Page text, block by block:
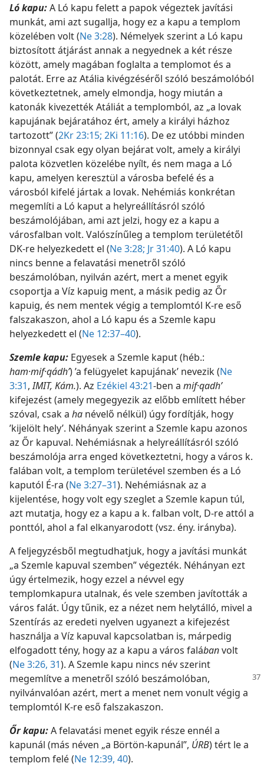
Ló kapu:A Ló kapu felett a papok végeztek javítási
munkát, ami azt sugallja, hogy ez a kapu a templom
közelében volt (Ne 3:28). Némelyek szerint a Ló kapu
biztosított átjárást annak a negyednek a két része
között, amely magában foglalta a templomot és a
palotát. Erre az Atália kivégzéséről szóló beszámolóból
következtetnek, amely elmondja, hogy miután a
katonák kivezették Atáliát a templomból, az „a lovak
kapujának bejáratához ért, amely a királyi házhoz
tartozott” (2Kr 23:15; 2Ki 11:16). De ez utóbbi minden
bizonnyal csak egy olyan bejárat volt, amely a királyi
palota közvetlen közelébe nyílt, és nem maga a Ló
kapu, amelyen keresztül a városba befelé és a
városból kifelé jártak a lovak. Nehémiás konkrétan
megemlíti a Ló kaput a helyreállításról szóló
beszámolójában, ami azt jelzi, hogy ez a kapu a
városfalban volt. Valószínűleg a templom területétől
DK-re helyezkedett el (Ne 3:28; Jr 31:40). A Ló kapu
nincs benne a felavatási menetről szóló
beszámolóban, nyilván azért, mert a menet egyik
csoportja a Víz kapuig ment, a másik pedig az Őr
kapuig, és nem mentek végig a templomtól K-re eső
falszakaszon, ahol a Ló kapu és a Szemle kapu
helyezkedett el (Ne 12:37–40).
Szemle kapu: Egyesek a Szemle kaput (héb.:
ham·mif·qádhʹ) ’a felügyelet kapujának’ nevezik (Ne
3:31,IMIT, Kám.). Az Ezékiel 43:21-ben a mif·qadhʹ
kifejezést (amely megegyezik az előbb említett héber
szóval, csak a ha névelő nélkül) úgy fordítják, hogy
’kijelölt hely’. Néhányak szerint a Szemle kapu azonos
az Őr kapuval. Nehémiásnak a helyreállításról szóló
beszámolója arra enged következtetni, hogy a város k.
falában volt, a templom területével szemben és a Ló
kaputól É-ra (Ne 3:27–31). Nehémiásnak az a
kijelentése, hogy volt egy szeglet a Szemle kapun túl,
azt mutatja, hogy ez a kapu a k. falban volt, D-re attól a
ponttól, ahol a fal elkanyarodott (vsz. ény. irányba).
A feljegyzésből megtudhatjuk, hogy a javítási munkát
„a Szemle kapuval szemben” végezték. Néhányan ezt
úgy értelmezik, hogy ezzel a névvel egy
templomkapura utalnak, és vele szemben javították a
város falát. Úgy tűnik, ez a nézet nem helytálló, mivel a
Szentírás az eredeti nyelven ugyanezt a kifejezést
használja a Víz kapuval kapcsolatban is, márpedig
elfogadott tény, hogy az a kapu a város falábanvolt
(Ne 3:26, 31). A Szemle kapu nincs név szerint
megemlítvea menetről szóló beszámolóban,
nyilvánvalóan azért, mert a menet nem vonult végig a
templomtól K-re eső falszakaszon.
Őr kapu:A felavatási menet egyik része ennél a
kapunál (más néven „a Börtön-kapunál”, ÚRB) tért le a
templom felé (Ne 12:39, 40).